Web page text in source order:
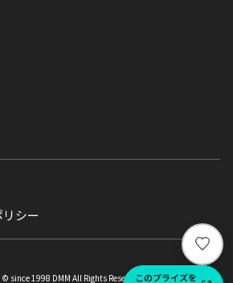
い
い
このプライズを
シー
since 1998 DMM All Rights Reserved.